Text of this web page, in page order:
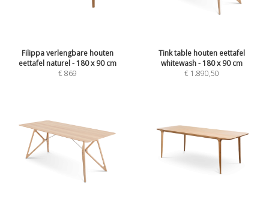
Filippa verlengbare houten
eettafel naturel - 180 x 90 cm
€869
Tink table houten eettafel
whitewash - 180 x 90 cm
€ 1.890,50